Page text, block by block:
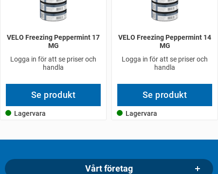
VELO Freezing Peppermint 17
MG
Logga in för att se priser och
handla
Se produkt
Lagervara
VELO Freezing Peppermint 14
MG
Logga in för att se priser och
handla
Se produkt
Lagervara
Vårt företag